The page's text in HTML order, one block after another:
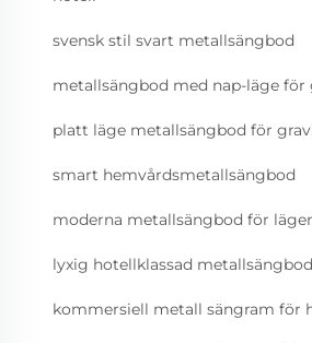
svensk stil svart metallsängbod
metallsängbod med nap-läge för
platt läge metallsängbod för
smart hemvårdsmetallsängbod
moderna metallsängbod för
lyxig hotellklassad metallsängbod
kommersiell metall sängram för